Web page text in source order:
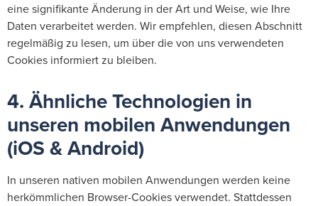
eine signifikante Änderung in der Art und Weise, wie Ihre
Daten verarbeitet werden. Wir empfehlen, diesen Abschnitt
regelmäßig zu lesen, um über die von uns verwendeten
Cookies informiert zu bleiben.
4. Ähnliche Technologien in
unseren mobilen Anwendungen
(iOS & Android)
In unseren nativen mobilen Anwendungen werden keine
herkömmlichen Browser-Cookies verwendet. Stattdessen